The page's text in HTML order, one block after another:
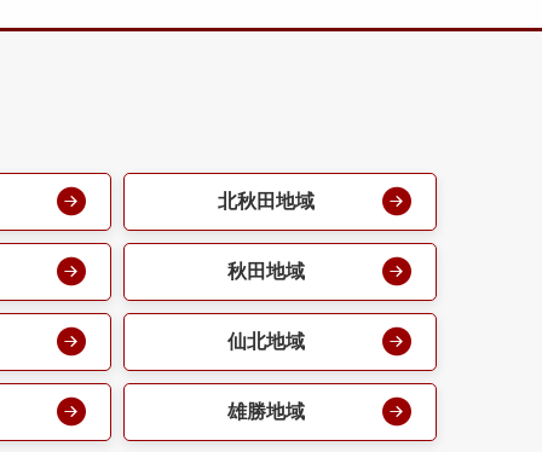
北秋田地域
秋田地域
仙北地域
雄勝地域